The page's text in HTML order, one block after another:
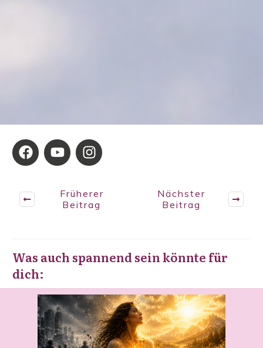
Früherer
Beitrag
Nächster
Beitrag
Was auch spannend sein könnte für
dich: